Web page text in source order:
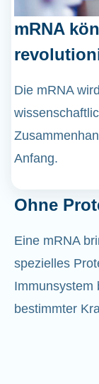
mRNA
Die mRNA
Anfang.
Ohne
Eine mRNA
spezielles
Immunsystem
bestimmter